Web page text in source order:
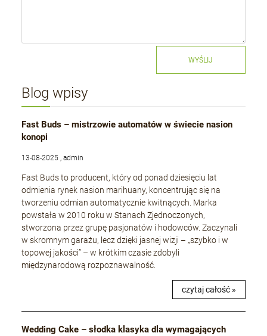
WYŚLIJ
Blog wpisy
Fast Buds – mistrzowie automatów w świecie nasion
konopi
13-08-2025 , admin
Fast Buds to producent, który od ponad dziesięciu lat
odmienia rynek nasion marihuany, koncentrując się na
tworzeniu odmian automatycznie kwitnących. Marka
powstała w 2010 roku w Stanach Zjednoczonych,
stworzona przez grupę pasjonatów i hodowców. Zaczynali
w skromnym garażu, lecz dzięki jasnej wizji – „szybko i w
topowej jakości” – w krótkim czasie zdobyli
międzynarodową rozpoznawalność.
czytaj całość »
Wedding Cake – słodka klasyka dla wymagających